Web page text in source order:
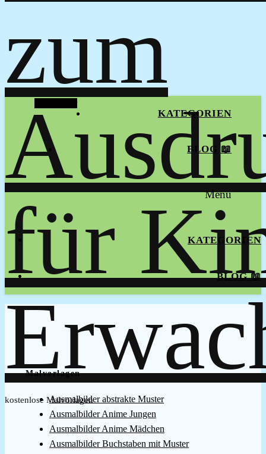
kostenlose Malvorlagen
KATEGORIEN
BLOG 📖
Menu
KATEGORIEN
BLOG 📖
Malvorlagen
Ausmalbilder abstrakte Muster
Ausmalbilder Anime Jungen
Ausmalbilder Anime Mädchen
Ausmalbilder Buchstaben mit Muster